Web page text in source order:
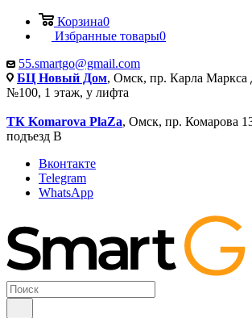
Корзина0
Избранные товары0
55.smartgo@gmail.com
БЦ Новый Дом, Омск, пр. Карла Маркса
№100, 1 этаж, у лифта
ТК Komarova PlaZa, Омск, пр. Комарова
подъезд В
Вконтакте
Telegram
WhatsApp